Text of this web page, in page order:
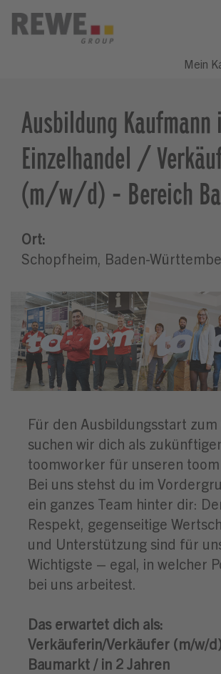
Mein
Ausbildung Kaufmann
Einzelhandel /
(m/w/d) - Bereich
Ort:
Schopfheim, Baden-
Für den Ausbildungsstart
suchen wir dich als
toomworker für unseren
Bei uns stehst du im
ein ganzes Team hinter dir:
Respekt, gegenseitige
und Unterstützung sind für
Wichtigste – egal, in welcher
bei uns arbeitest.
Das erwartet dich als:
Verkäuferin/Verkäufer (m/w/
Baumarkt / in 2 Jahren